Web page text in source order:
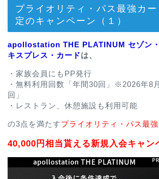
プライオリティ・パス最強カ
定のキャンペーン（１）
apollostation THE PLATINUM セゾン
キスプレス・カードは、
・家族会員にもPP発行
・無料利用回数「年間30回」※2026年8
回」
・レストラン、休憩施設も利用可能
の3点を満たすプライオリティ・パス最
40,000円相当貰える新規入会キャン